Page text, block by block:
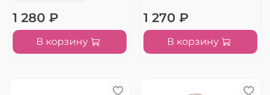
1 280 ₽
В корзину
1 270 ₽
В корзину